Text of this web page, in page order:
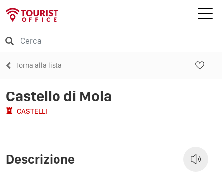
Torna alla lista
Castello di Mola
CASTELLI
Descrizione